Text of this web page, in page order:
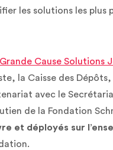
les solutions les plus
Grande Cause Solutions
la Caisse des
avec le
de la Fondation
et déployés sur